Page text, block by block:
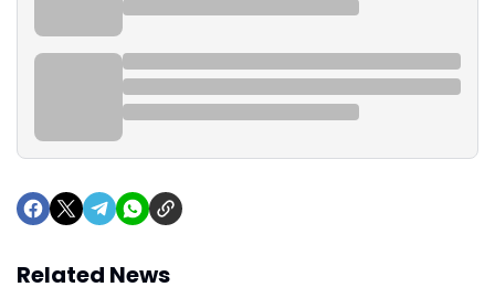
Related News